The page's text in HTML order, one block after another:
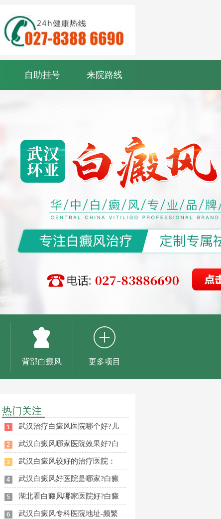
自助挂号 来院路线
背部白癜风 更多项目
热门关注
武汉治疗白癜风医院哪个好?儿
武汉白癜风哪家医院效果好?白
武汉白癜风较好的治疗医院：
武汉白癜风好医院是哪家?白癜
湖北看白癜风哪家医院好?白癜
武汉白癜风专科医院地址-频繁